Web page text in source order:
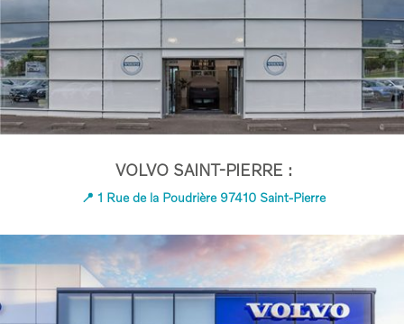
VOLVO SAINT-PIERRE :
📍 1 Rue de la Poudrière 97410 Saint-Pierre